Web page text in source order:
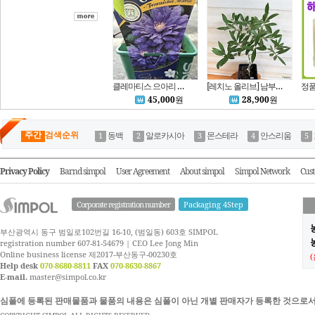
클레마티스 으아리 보라색 동일품배송 노지월동 야생화 심폴
45,000원
[레치노 올리브] 남부노지월동 이탈리아의 대표적인 품종이며 자가수정으로 열매를 맺음 S3539 -동일품배송- 높이:66cm 폭:43cm
28,900원
주간 검색순위 동백 알로카시아 몬스테라 안스리움
Privacy Policy Barnd simpol User Agreement About simpol Simpol Network
Corporate registration number Packaging 4Step
부산광역시 동구 범일로102번길 16-10, (범일동) 603호 SIMPOL
registration number 607-81-54679 | CEO Lee Jong Min
Online business license 제2017-부산동구-00230호
Help desk 070-8680-8811 FAX 070-8630-8867
E-mail. master@simpol.co.kr
(
심폴에 등록된 판매물품과 물품의 내용은 심폴이 아닌 개별 판매자가 등록한 것으